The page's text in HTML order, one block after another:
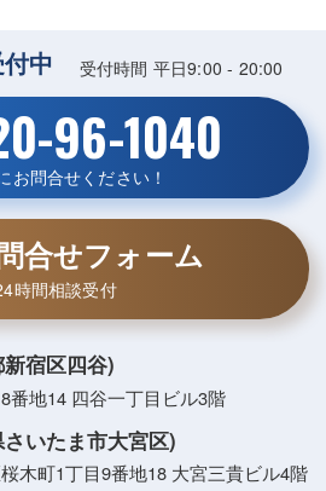
中 受付時間 平日9:00 - 20:00
96-1040
お問合せください！
合せフォーム
時間相談受付
宿区四谷)
番地14 四谷一丁目ビル3階
いたま市大宮区)
木町1丁目9番地18 大宮三貴ビル4階